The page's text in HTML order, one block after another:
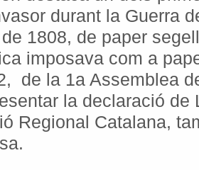
durant la Guerra
1808, de paper
imposava com a
de la 1a Assemblea
la declaració de
Regional Catalana,